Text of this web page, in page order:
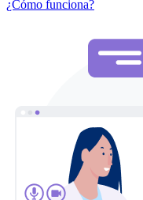
¿Cómo funciona?